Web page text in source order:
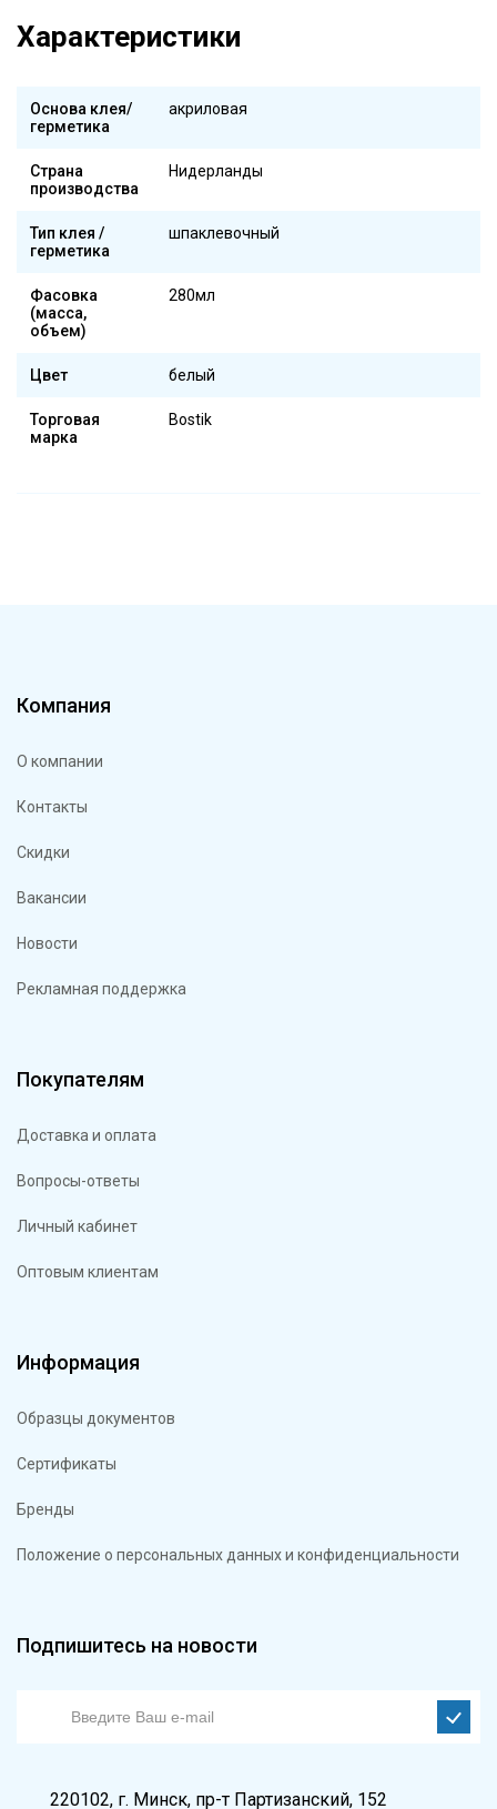
Характеристики
Основа клея/
герметика
акриловая
Страна
производства
Нидерланды
Тип клея /
герметика
шпаклевочный
Фасовка
(масса,
объем)
280мл
Цвет белый
Торговая
марка
Bostik
Компания
О компании
Контакты
Скидки
Вакансии
Новости
Рекламная поддержка
Покупателям
Доставка и оплата
Вопросы-ответы
Личный кабинет
Оптовым клиентам
Информация
Образцы документов
Сертификаты
Бренды
Положение о персональных данных и конфиденциальности
Подпишитесь на новости
220102, г. Минск, пр-т Партизанский, 152